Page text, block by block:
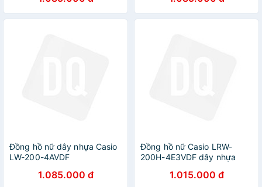
Đồng hồ nữ dây nhựa Casio
LW-200-4AVDF
1.085.000 đ
Đồng hồ nữ Casio LRW-
200H-4E3VDF dây nhựa
1.015.000 đ